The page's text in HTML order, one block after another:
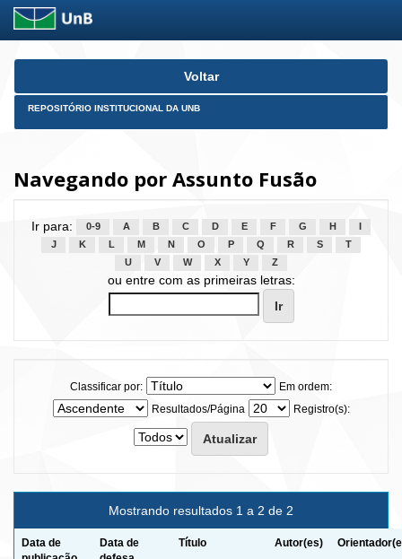
Skip
Voltar
REPOSITÓRIO INSTITUCIONAL DA UNB
Navegando por Assunto Fusão
Ir para: 0-9 A B C D E F G H
J
K L M N O P Q R S
T
U
V W X Y Z
ou entre com as primeiras letras:
Classificar por:
Em ordem:
Resultados/Página
Registro(s):
Mostrando resultados 1 a 2 de 2
Data de
Data de
Título Autor(es)